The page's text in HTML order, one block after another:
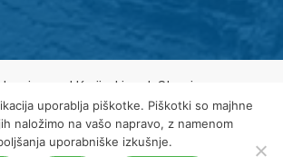
zavod Krajinski park Strunjan
Varovanje osebnih podatkov
Piškotki
Izjava o dostopnosti
uporablja piškotke. Piškotki so majhne
naložimo na vašo napravo, z namenom
uporabniške izkušnje.